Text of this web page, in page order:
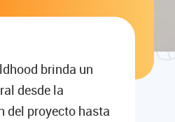
brinda un
desde la
del proyecto hasta